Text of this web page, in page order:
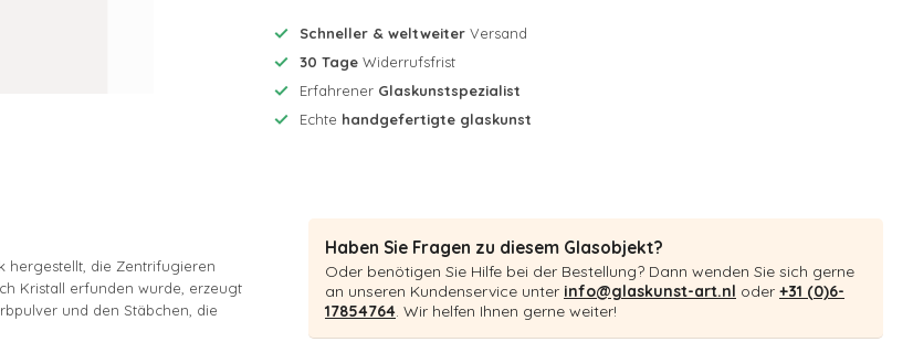
Schneller & weltweiter Versand
30 Tage Widerrufsfrist
Erfahrener Glaskunstspezialist
Echte handgefertigte glaskunst
hergestellt, die Zentrifugieren
Kristall erfunden wurde, erzeugt
und den Stäbchen, die
Haben Sie Fragen zu diesem Glasobjekt?
Oder benötigen Sie Hilfe bei der Bestellung? Dann wenden Sie sich gerne
an unseren Kundenservice unter info@glaskunst-art.nl oder +31 (0)6-
17854764. Wir helfen Ihnen gerne weiter!